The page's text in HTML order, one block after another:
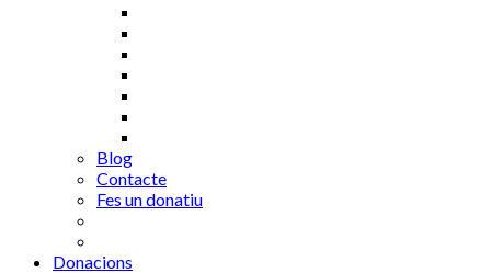
Blog
Contacte
Fes un donatiu
Donacions